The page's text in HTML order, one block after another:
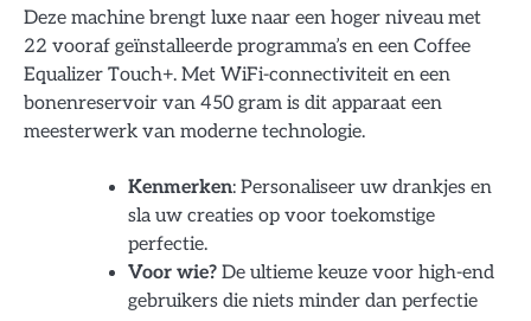
Deze machine brengt luxe naar een hoger niveau met
22 vooraf geïnstalleerde programma’s en een Coffee
Equalizer Touch+. Met WiFi-connectiviteit en een
bonenreservoir van 450 gram is dit apparaat een
meesterwerk van moderne technologie.
Kenmerken: Personaliseer uw drankjes en
sla uw creaties op voor toekomstige
perfectie.
Voor wie? De ultieme keuze voor high-end
gebruikers die niets minder dan perfectie